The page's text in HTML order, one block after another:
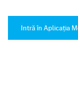
Intră în Aplicația